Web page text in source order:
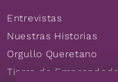
Entrevistas
Nuestras Historias
Orgullo Queretano
Tierra de